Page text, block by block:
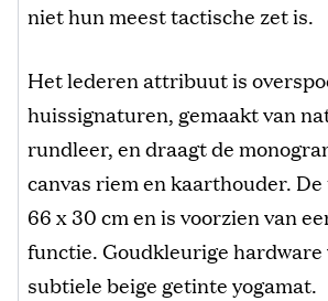
niet hun meest tactische zet is.
Het lederen attribuut is
huissignaturen, gemaakt van
rundleer, en draagt ​​de
canvas riem en kaarthouder.
66 x 30 cm en is voorzien van
functie. Goudkleurige
subtiele beige getinte yogamat.